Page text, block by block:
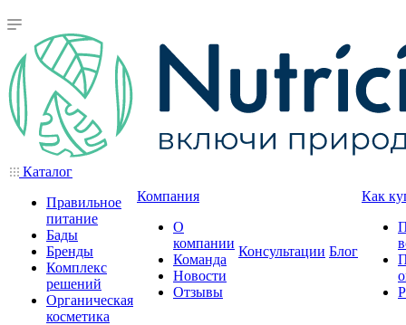
Каталог
Правильное
питание
Бады
Бренды
Комплекс
решений
Органическая
косметика
Компания
О
компании
Команда
Новости
Отзывы
Консультации Блог
Как